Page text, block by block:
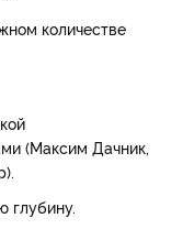
количестве
(Максим Дачник,
глубину.